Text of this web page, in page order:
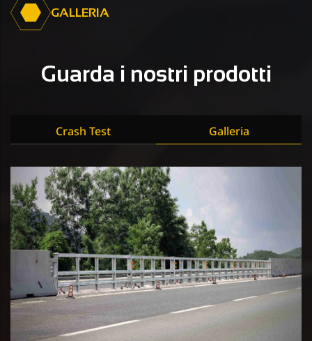
GALLERIA
Guarda i nostri prodotti
Crash Test Galleria
Clicca per vedere il video Clicca per vedere il video